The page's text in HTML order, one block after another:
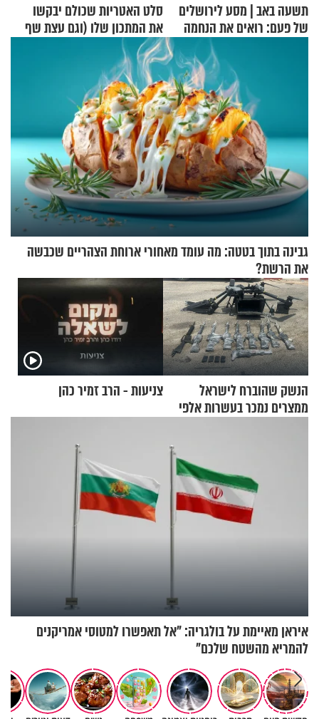
תשעה באב | מסע לירושלים
של פעם: רואים את הנחמה
סלט האטריות שכולם יבקשו
את המתכון שלו (וגם עצת שף
להגשת הרוטב)
גבינה בתוך בטטה: מה עומד מאחורי ארוחת הצהריים שכבשה
את הרשת?
הנשק שהוברח לישראל
ממצרים נמכר בעשרות אלפי
צניעות - הרב זמיר כהן
איראן מאיימת על בולגריה: "אל תאפשרו למטוסי אמריקנים
להמריא מהשטח שלכם"